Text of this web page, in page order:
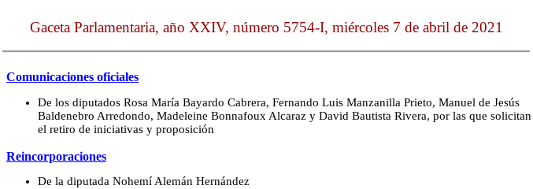
Gaceta Parlamentaria, año XXIV, número 5754-I, miércoles 7 de abril de 2021
Comunicaciones oficiales
De los diputados Rosa María Bayardo Cabrera, Fernando Luis Manzanilla Prieto, Manuel de Jesús
Baldenebro Arredondo, Madeleine Bonnafoux Alcaraz y David Bautista Rivera, por las que solicitan
el retiro de iniciativas y proposición
Reincorporaciones
De la diputada Nohemí Alemán Hernández